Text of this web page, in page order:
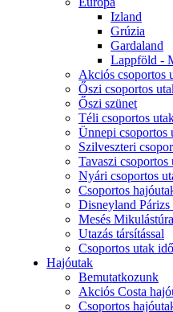
Izland
Grúzia
Gardaland
Lappföld -
Akciós csoportos
Őszi csoportos
Őszi szünet
Téli csoportos
Ünnepi csoportos
Szilveszteri
Tavaszi csoportos
Nyári csoportos
Csoportos
Disneyland Párizs
Mesés
Utazás társítással
Csoportos utak
Hajóutak
Bemutatkozunk
Akciós Costa
Csoportos